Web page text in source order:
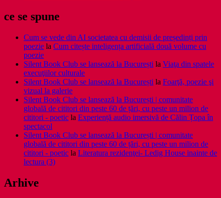
ce se spune
Cum se vede din AI societatea cu demisii de președinți prin
poezie la Cum citește inteligența artificială două volume cu
poezie
Silent Book Club se lansează la București la Viaţa din spatele
execuţiilor culturale
Silent Book Club se lansează la București la Foarţă, poezie şi
vizual la galerie
Silent Book Club se lansează la București | comunitate
globală de cititori din peste 60 de țări, cu peste un milion de
cititori - poetic la Experiență audio imersivă de Călin Țopa în
spectacol
Silent Book Club se lansează la București | comunitate
globală de cititori din peste 60 de țări, cu peste un milion de
cititori - poetic la Literatura rezidenţei- Ledig House inainte de
lectura (3)
Arhive